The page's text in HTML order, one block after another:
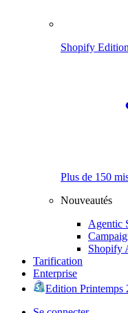
Shopify
Plus de 150
Nouveautés
Agentic
Shopify
Tarification
Enterprise
Edition Printemps